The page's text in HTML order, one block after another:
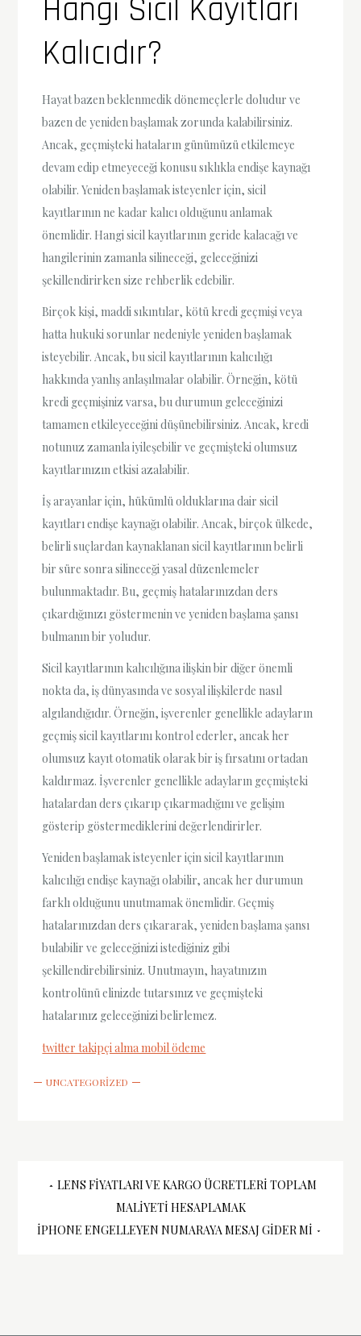
Hangi Sicil Kayıtları
Kalıcıdır?
Hayat bazen beklenmedik dönemeçlerle doludur ve
bazen de yeniden başlamak zorunda kalabilirsiniz.
Ancak, geçmişteki hataların günümüzü etkilemeye
devam edip etmeyeceği konusu sıklıkla endişe kaynağı
olabilir. Yeniden başlamak isteyenler için, sicil
kayıtlarının ne kadar kalıcı olduğunu anlamak
önemlidir. Hangi sicil kayıtlarının geride kalacağı ve
hangilerinin zamanla silineceği, geleceğinizi
şekillendirirken size rehberlik edebilir.
Birçok kişi, maddi sıkıntılar, kötü kredi geçmişi veya
hatta hukuki sorunlar nedeniyle yeniden başlamak
isteyebilir. Ancak, bu sicil kayıtlarının kalıcılığı
hakkında yanlış anlaşılmalar olabilir. Örneğin, kötü
kredi geçmişiniz varsa, bu durumun geleceğinizi
tamamen etkileyeceğini düşünebilirsiniz. Ancak, kredi
notunuz zamanla iyileşebilir ve geçmişteki olumsuz
kayıtlarınızın etkisi azalabilir.
İş arayanlar için, hükümlü olduklarına dair sicil
kayıtları endişe kaynağı olabilir. Ancak, birçok ülkede,
belirli suçlardan kaynaklanan sicil kayıtlarının belirli
bir süre sonra silineceği yasal düzenlemeler
bulunmaktadır. Bu, geçmiş hatalarınızdan ders
çıkardığınızı göstermenin ve yeniden başlama şansı
bulmanın bir yoludur.
Sicil kayıtlarının kalıcılığına ilişkin bir diğer önemli
nokta da, iş dünyasında ve sosyal ilişkilerde nasıl
algılandığıdır. Örneğin, işverenler genellikle adayların
geçmiş sicil kayıtlarını kontrol ederler, ancak her
olumsuz kayıt otomatik olarak bir iş fırsatını ortadan
kaldırmaz. İşverenler genellikle adayların geçmişteki
hatalardan ders çıkarıp çıkarmadığını ve gelişim
gösterip göstermediklerini değerlendirirler.
Yeniden başlamak isteyenler için sicil kayıtlarının
kalıcılığı endişe kaynağı olabilir, ancak her durumun
farklı olduğunu unutmamak önemlidir. Geçmiş
hatalarınızdan ders çıkararak, yeniden başlama şansı
bulabilir ve geleceğinizi istediğiniz gibi
şekillendirebilirsiniz. Unutmayın, hayatınızın
kontrolünü elinizde tutarsınız ve geçmişteki
hatalarınız geleceğinizi belirlemez.
twitter takipçi alma mobil ödeme
UNCATEGORIZED
Yazı
gezinmesi
LENS FIYATLARI VE KARGO ÜCRETLERI TOPLAM
MALIYETI HESAPLAMAK
IPHONE ENGELLEYEN NUMARAYA MESAJ GIDER MI